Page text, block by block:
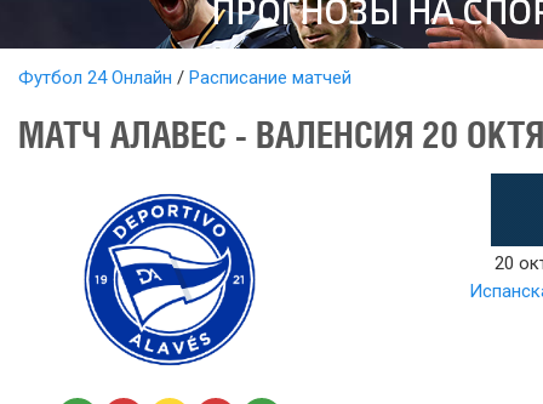
Футбол 24 Онлайн Расписание матчей
МАТЧ АЛАВЕС - ВАЛЕНСИЯ 20
20